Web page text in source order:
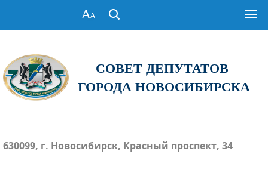
СОВЕТ ДЕПУТАТОВ
ГОРОДА НОВОСИБИРСКА
630099, г. Новосибирск, Красный проспект, 34